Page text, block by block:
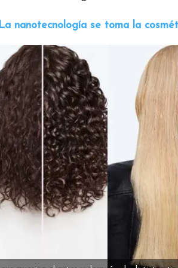
La nanotecnología se toma la